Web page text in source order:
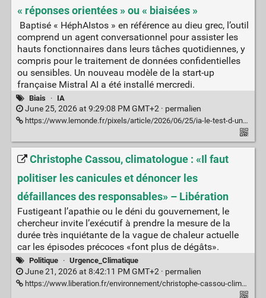
« réponses orientées » ou « biaisées »
Baptisé « HéphAIstos » en référence au dieu grec, l’outil
comprend un agent conversationnel pour assister les
hauts fonctionnaires dans leurs tâches quotidiennes, y
compris pour le traitement de données confidentielles
ou sensibles. Un nouveau modèle de la start-up
française Mistral AI a été installé mercredi.
Biais · IA
June 25, 2026 at 9:29:08 PM GMT+2 · permalien
https://www.lemonde.fr/pixels/article/2026/06/25/ia-le-test-d-un-modele-chinois-a-la-direction-generale-du-tresor-interrompu-a-cause-de-reponses-orientees-ou-biaisees_6715445_4408996.html
Christophe Cassou, climatologue : «Il faut
politiser les canicules et dénoncer les
défaillances des responsables» – Libération
Fustigeant l’apathie ou le déni du gouvernement, le
chercheur invite l’exécutif à prendre la mesure de la
durée très inquiétante de la vague de chaleur actuelle
car les épisodes précoces «font plus de dégâts».
Politique · Urgence_Climatique
June 21, 2026 at 8:42:11 PM GMT+2 · permalien
https://www.liberation.fr/environnement/christophe-cassou-climatologue-il-faut-politiser-les-canicules-et-denoncer-les-defaillances-des-responsables-20260621_5GZQ2ITUEJBVNHY3HEM3SACLFM/